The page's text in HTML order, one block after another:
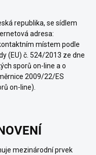
republika, se sídlem
adresa:
místem podle
(EU) č. 524/2013 ze dne
sporů on-line a o
2009/22/ES
on-line).
mezinárodní prvek